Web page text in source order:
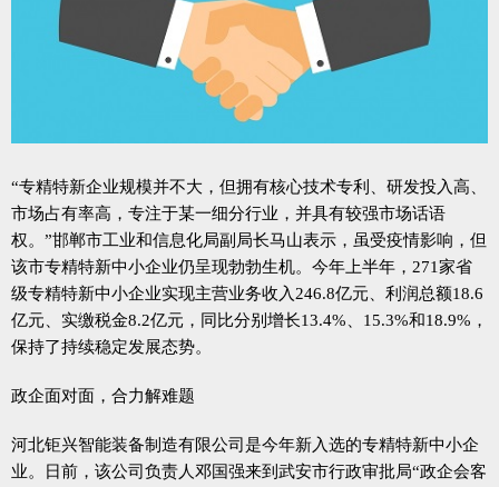
“专精特新企业规模并不大，但拥有核心技术专利、研发投入高、
市场占有率高，专注于某一细分行业，并具有较强市场话语
权。”邯郸市工业和信息化局副局长马山表示，虽受疫情影响，但
该市专精特新中小企业仍呈现勃勃生机。今年上半年，271家省
级专精特新中小企业实现主营业务收入246.8亿元、利润总额18.6
亿元、实缴税金8.2亿元，同比分别增长13.4%、15.3%和18.9%，
保持了持续稳定发展态势。
政企面对面，合力解难题
河北钜兴智能装备制造有限公司是今年新入选的专精特新中小企
业。日前，该公司负责人邓国强来到武安市行政审批局“政企会客